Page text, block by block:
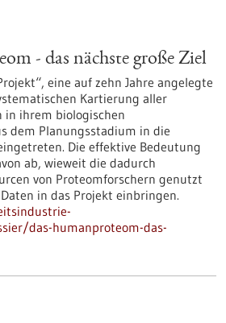
- das nächste große Ziel
eine auf zehn Jahre angelegte
Kartierung aller
in ihrem biologischen
dem Planungsstadium in die
Die effektive Bedeutung
ab, wieweit die dadurch
von Proteomforschern genutzt
in das Projekt einbringen.
das-humanproteom-das-